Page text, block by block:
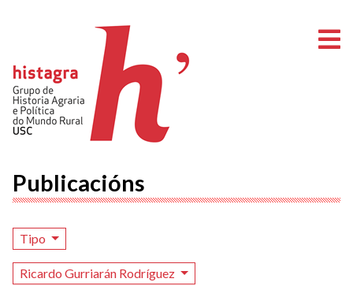
Publicacións
Tipo
Ricardo Gurriarán Rodríguez